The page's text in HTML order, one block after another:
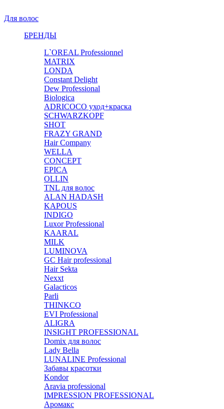
Для волос
БРЕНДЫ
L`OREAL Professionnel
MATRIX
LONDA
Constant Delight
Dew Professional
Biologica
ADRICOCO уход+краска
SCHWARZKOPF
SHOT
FRAZY GRAND
Hair Company
WELLA
CONCEPT
EPICA
OLLIN
TNL для волос
ALAN HADASH
KAPOUS
INDIGO
Luxor Professional
KAARAL
MILK
LUMINOVA
GC Hair professional
Hair Sekta
Nexxt
Galacticos
Parli
THINKCO
EVI Professional
ALIGRA
INSIGHT PROFESSIONAL
Domix для волос
Lady Bella
LUNALINE Professional
Забавы красотки
Kondor
Aravia professional
IMPRESSION PROFESSIONAL
Аромакс